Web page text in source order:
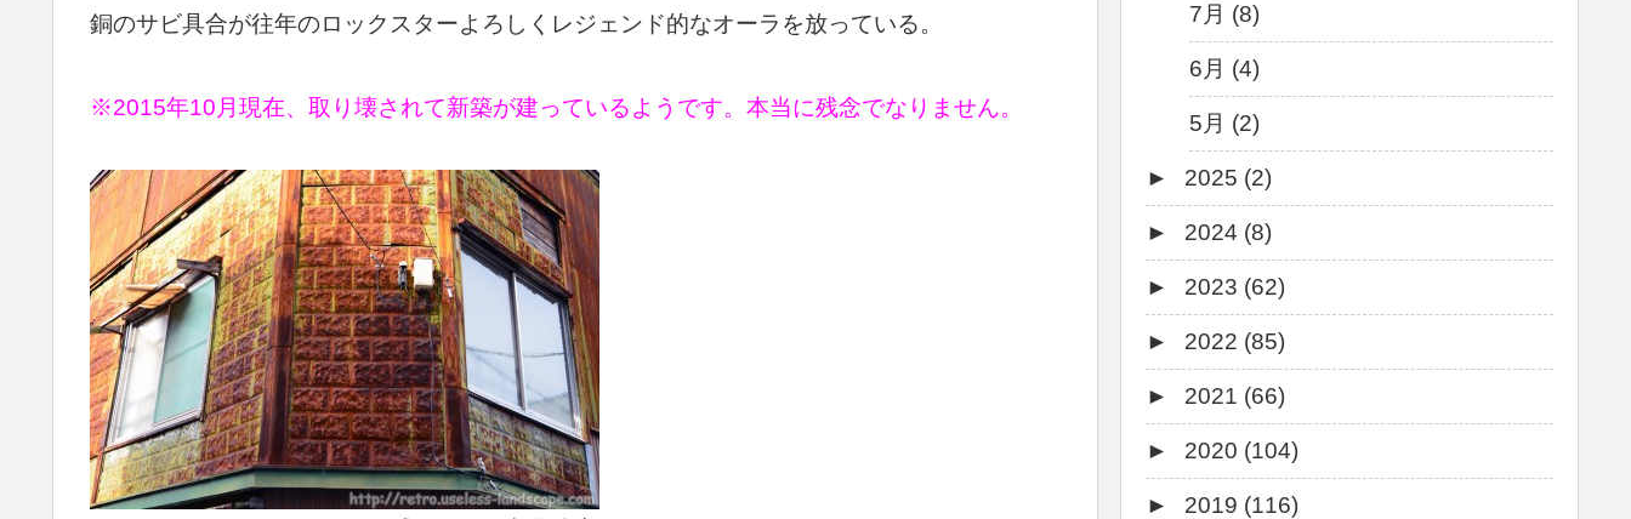
銅のサビ具合が往年のロックスターよろしくレジェンド的なオーラを放っている。
※2015年10月現在、取り壊されて新築が建っているようです。本当に残念でなりません。
7月 (8)
6月 (4)
5月 (2)
► 2025 (2)
12月 (1)
6月 (1)
► 2024 (8)
8月 (1)
7月 (1)
5月 (2)
4月 (3)
3月 (1)
► 2023 (62)
9月 (1)
8月 (1)
7月 (8)
6月 (5)
► 2022 (85)
12月 (3)
10月 (1)
9月 (4)
► 2021 (66)
12月 (4)
11月 (8)
► 2020 (104)
12月 (7)
► 2019 (116)